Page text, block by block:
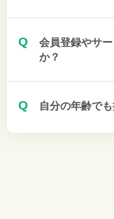
Q
会員登録やサ
か？
Q 自分の年齢で